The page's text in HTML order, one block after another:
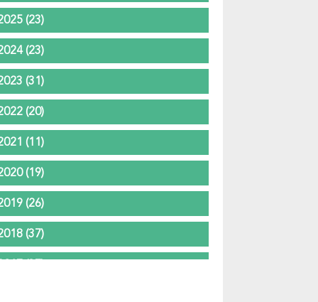
(23)
(23)
(31)
(20)
(11)
(19)
(26)
(37)